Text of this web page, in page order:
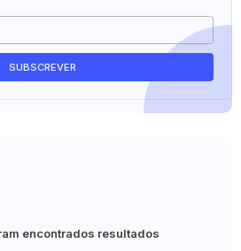
encontrados resultados